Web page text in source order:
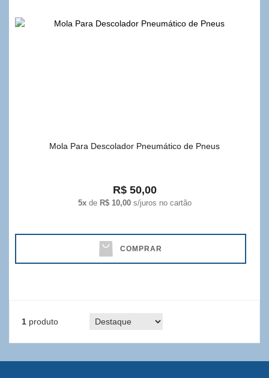
Mola Para Descolador Pneumático de Pneus
R$ 50,00
5xde R$ 10,00s/juros no cartão
COMPRAR
1 produto